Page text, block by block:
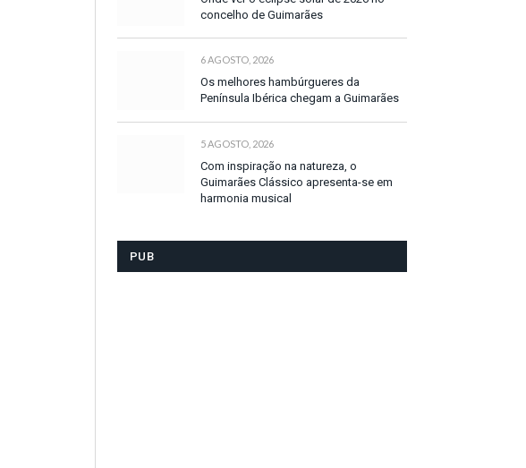
concelho de Guimarães
6 AGOSTO, 2026
Os melhores hambúrgueres da
Península Ibérica chegam a Guimarães
5 AGOSTO, 2026
Com inspiração na natureza, o
Guimarães Clássico apresenta-se em
harmonia musical
PUB